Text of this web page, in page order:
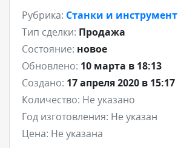
Рубрика: Станки и инструмент
Тип сделки: Продажа
Состояние: новое
Обновлено: 10 марта в 18:13
Создано: 17 апреля 2020 в 15:17
Количество: Не указано
Год изготовления: Не указан
Цена: Не указана